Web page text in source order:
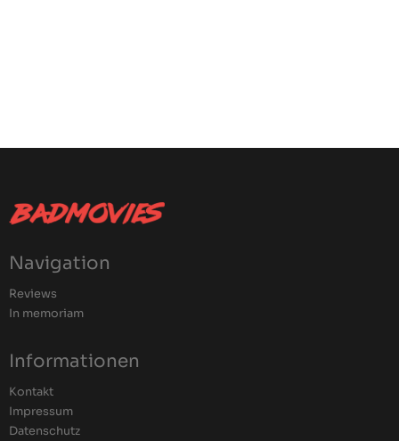
Navigation
Reviews
In memoriam
Informationen
Kontakt
Impressum
Datenschutz